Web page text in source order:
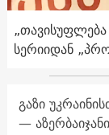
სერიიდან
გაზი
—